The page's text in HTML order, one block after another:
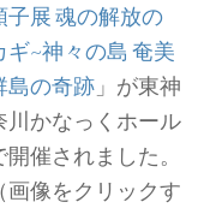
子展 魂の解放の
ギ~神々の島 奄美
島の奇跡 」が東神
川かなっくホール
開催されました。
（画像をクリックす